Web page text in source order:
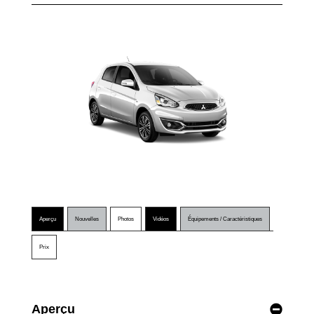
Aperçu Nouvelles Photos Vidéos Équipements / Caractéristiques
Prix
Aperçu